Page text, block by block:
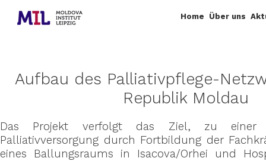
Home Über uns
Aufbau des Palliativpflege-
Republik Moldau
Das Projekt verfolgt das Ziel, zu einer
Palliativversorgung durch Fortbildung der
eines Ballungsraums in Isacova/Orhei und